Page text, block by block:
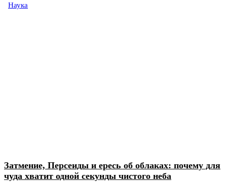
Наука
Затмение, Персеиды и ересь об облаках: почему для
чуда хватит одной секунды чистого неба